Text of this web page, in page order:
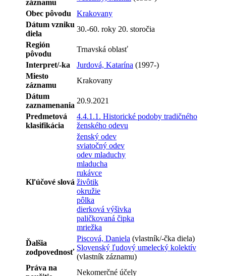
záznamu
Obec pôvodu
Krakovany
Dátum vzniku
diela
30.-60. roky 20. storočia
Región
pôvodu
Trnavská oblasť
Interpret/-ka
Jurdová, Katarína (1997-)
Miesto
záznamu
Krakovany
Dátum
zaznamenania
20.9.2021
Predmetová
klasifikácia
4.4.1.1. Historické podoby tradičného
ženského odevu
Kľúčové slová
ženský odev
sviatočný odev
odev mladuchy
mladucha
rukávce
živôtik
okružie
pôlka
dierková výšivka
paličkovaná čipka
mriežka
Ďalšia
zodpovednosť
Piscová, Daniela (vlastník/-čka diela)
Slovenský ľudový umelecký kolektív
(vlastník záznamu)
Práva na
Nekomerčné účely